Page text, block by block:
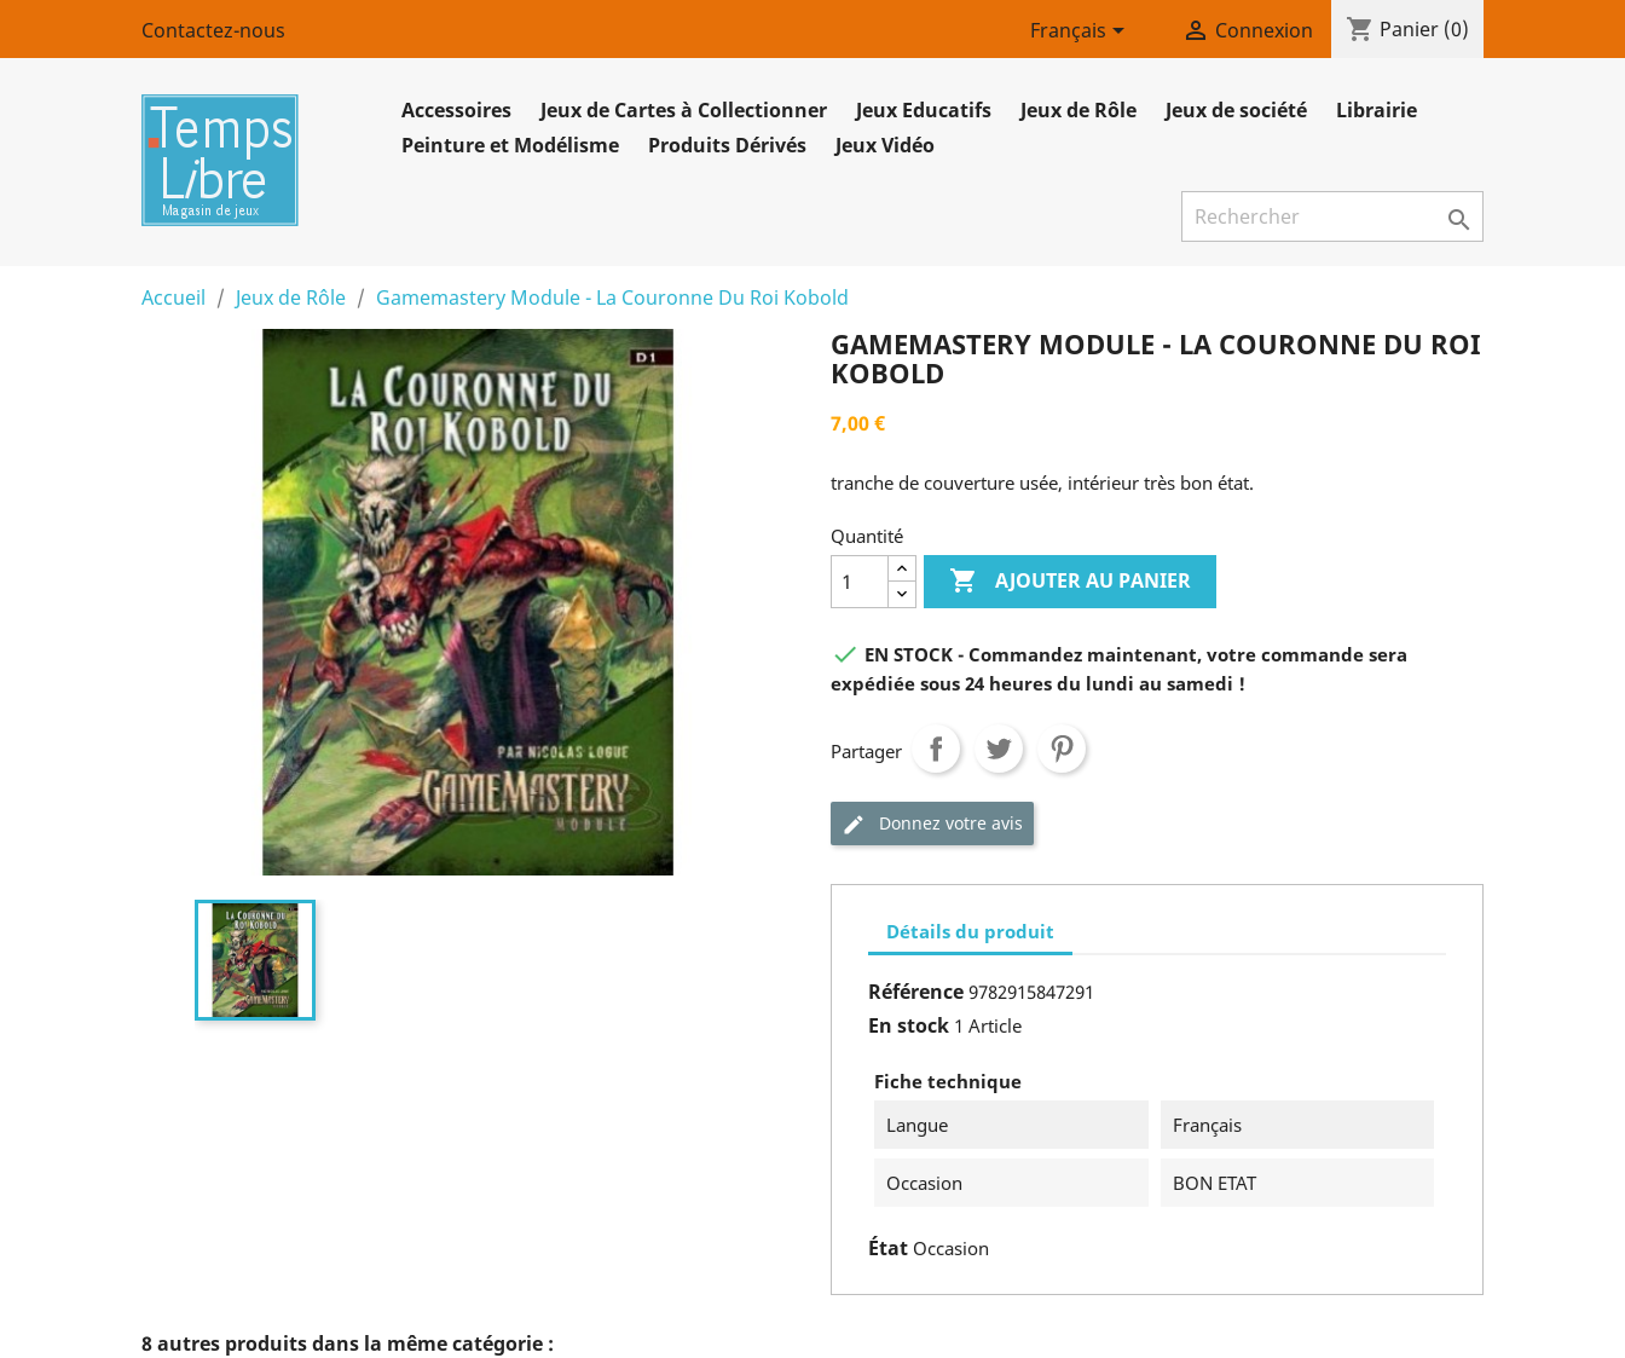
Contactez-nous Français  Connexion shopping_cart Panier (0)
Accessoires Jeux de Cartes à Collectionner Jeux Educatifs Jeux de Rôle Jeux de société
Librairie
Peinture et Modélisme
Produits Dérivés Jeux Vidéo

Accueil Jeux de Rôle Gamemastery Module - La Couronne Du Roi Kobold
GAMEMASTERY MODULE - LA COURONNE DU ROI
KOBOLD
7,00 €
tranche de couverture usée, intérieur très bon état.
Quantité
 AJOUTER AU PANIER
 EN STOCK - Commandez maintenant, votre commande sera
expédiée sous 24 heures du lundi au samedi !
Partager
Donnez votre avis
Détails du produit
Référence 9782915847291
En stock 1 Article
Fiche technique
Langue
Français
Occasion BON ETAT
État Occasion
8 autres produits dans la même catégorie :